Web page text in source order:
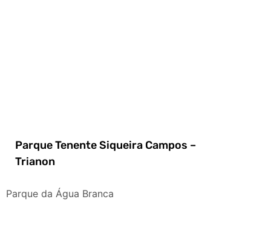
Parque Tenente Siqueira Campos –
Trianon
Parque da Água Branca